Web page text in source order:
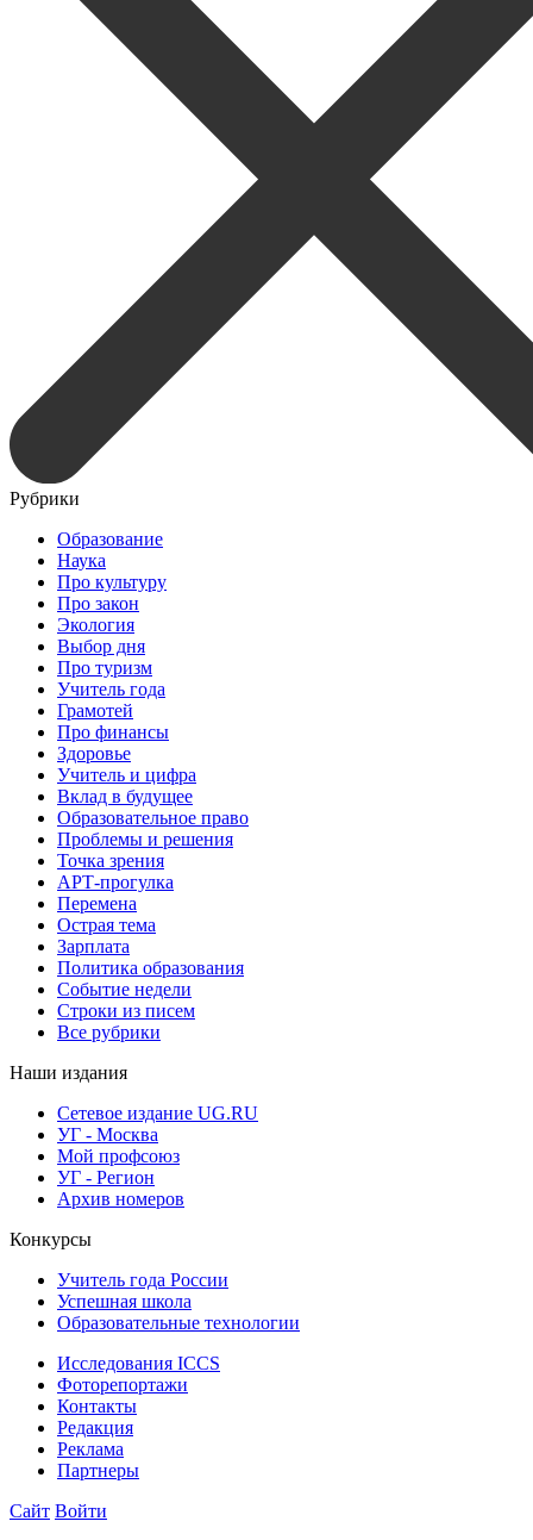
Рубрики
Образование
Наука
Про культуру
Про закон
Экология
Выбор дня
Про туризм
Учитель года
Грамотей
Про финансы
Здоровье
Учитель и цифра
Вклад в будущее
Образовательное право
Проблемы и решения
Точка зрения
АРТ-прогулка
Перемена
Острая тема
Зарплата
Политика образования
Событие недели
Строки из писем
Все рубрики
Наши издания
Сетевое издание UG.RU
УГ - Москва
Мой профсоюз
УГ - Регион
Архив номеров
Конкурсы
Учитель года России
Успешная школа
Образовательные технологии
Исследования ICCS
Фоторепортажи
Контакты
Редакция
Реклама
Партнеры
Сайт Войти